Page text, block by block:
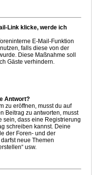
Link klicke, werde ich
E-Mail-Funktion
falls diese von der
Diese Maßnahme soll
Gäste verhindern.
Antwort?
zu eröffnen, musst du auf
Beitrag zu antworten, musst
sein, dass eine Registrierung
schreiben kannst. Deine
der Foren- und der
neue Themen
usw.